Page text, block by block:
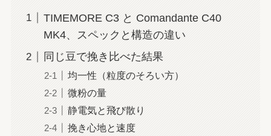
TIMEMORE C3 と Comandante C40
MK4、スペックと構造の違い
同じ豆で挽き比べた結果
均一性（粒度のそろい方）
微粉の量
静電気と飛び散り
挽き心地と速度